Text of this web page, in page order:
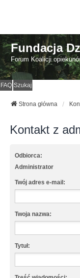
Fundacja
Forum Koalicji
FAQ Szukaj
Strona główna
Kontakt z
Odbiorca:
Administrator
Twój adres e-mail:
Twoja nazwa:
Tytuł: